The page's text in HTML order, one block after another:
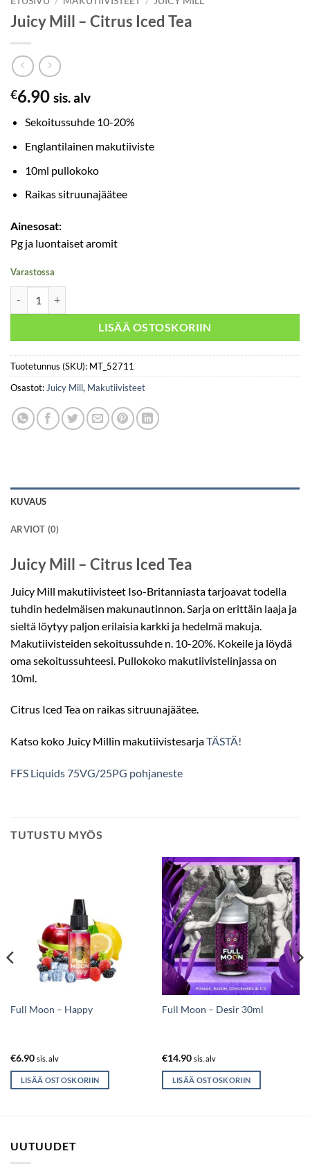
Juicy Mill – Citrus Iced Tea
€6.90 sis. alv
Sekoitussuhde 10-20%
Englantilainen makutiiviste
10ml pullokoko
Raikas sitruunajäätee
Ainesosat:
Pg ja luontaiset aromit
Varastossa
LISÄÄ OSTOSKORIIN
Tuotetunnus (SKU): MT_52711
Osastot:Juicy Mill, Makutiivisteet
KUVAUS
ARVIOT (0)
Juicy Mill – Citrus Iced Tea
Juicy Mill makutiivisteet Iso-Britanniasta tarjoavat todella
tuhdin hedelmäisen makunautinnon. Sarja on erittäin laaja ja
sieltä löytyy paljon erilaisia karkki ja hedelmä makuja.
Makutiivisteiden sekoitussuhde n. 10-20%. Kokeile ja löydä
oma sekoitussuhteesi. Pullokoko makutiivistelinjassa on
10ml.
Citrus Iced Tea on raikas sitruunajäätee.
Katso koko Juicy Millin makutiivistesarjaTÄSTÄ!
FFS Liquids 75VG/25PG pohjaneste
TUTUSTU MYÖS
Full Moon – Happy
€6.90 sis. alv
LISÄÄ OSTOSKORIIN
Full Moon – Desir 30ml
€14.90 sis. alv
LISÄÄ OSTOSKORIIN
UUTUUDET